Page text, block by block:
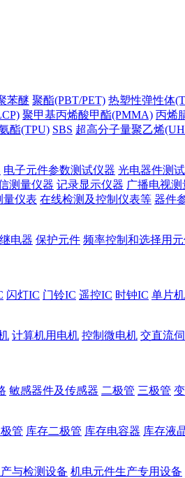
苯醚 聚酯(PBT/PET) 热塑性弹性体
聚甲基丙烯酸甲酯(PMMA) 丙烯
酯(TPU) SBS 超高分子量聚乙烯
电子元件参数测试仪器 光电器件测
测量仪器 记录显示仪器 广播电视测
量仪表 在线检测及控制仪表等 器件
继电器 保护元件 频率控制和选择用
闪灯IC 门铃IC 遥控IC 时钟IC 单片机
计算机用电机 控制微电机 交直流
敏感器件及传感器 二极管 三极管
管 库存二极管 库存电容器 库存液
与检测设备 机电元件生产专用设备